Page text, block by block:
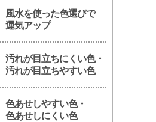
風水を使った色選びで
運気アップ
汚れが目立ちにくい色・
汚れが目立ちやすい色
色あせしやすい色・
色あせしにくい色